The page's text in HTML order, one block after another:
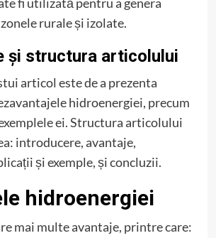
rurale și izolate.
și structura articolului
articol este de a prezenta
hidroenergiei, precum
ei. Structura articolului
introducere, avantaje,
și exemple, și concluzii.
hidroenergiei
mai multe avantaje, printre care: